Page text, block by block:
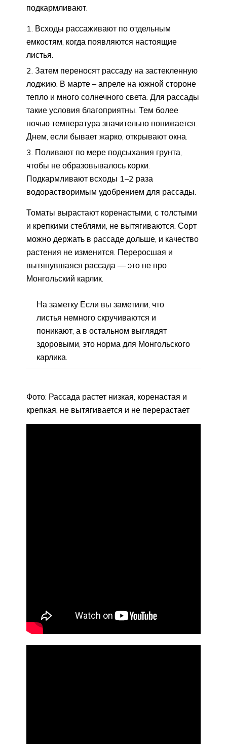
подкармливают.
Всходы рассаживают по отдельным
емкостям, когда появляются настоящие
листья.
Затем переносят рассаду на застекленную
лоджию. В марте – апреле на южной стороне
тепло и много солнечного света. Для рассады
такие условия благоприятны. Тем более
ночью температура значительно понижается.
Днем, если бывает жарко, открывают окна.
Поливают по мере подсыхания грунта,
чтобы не образовывалось корки.
Подкармливают всходы 1–2 раза
водорастворимым удобрением для рассады.
Томаты вырастают коренастыми, с толстыми
и крепкими стеблями, не вытягиваются. Сорт
можно держать в рассаде дольше, и качество
растения не изменится. Переросшая и
вытянувшаяся рассада — это не про
Монгольский карлик.
На заметку Если вы заметили, что
листья немного скручиваются и
поникают, а в остальном выглядят
здоровыми, это норма для Монгольского
карлика.
Фото: Рассада растет низкая, коренастая и
крепкая, не вытягивается и не перерастает